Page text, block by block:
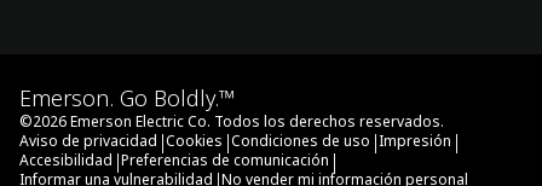
Emerson. Go Boldly.™
©2026Emerson Electric Co. Todos los derechos reservados.
Aviso de privacidad |Cookies |Condiciones de uso |Impresión |
Accesibilidad |Preferencias de comunicación |
Informar una vulnerabilidad |No vender mi información personal